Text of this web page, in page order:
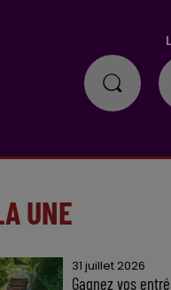
UNE
31 juillet 2026
Gagnez vos